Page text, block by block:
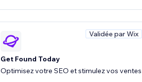
Validée par Wix
Get Found Today
Optimisez votre SEO et stimulez vos ventes